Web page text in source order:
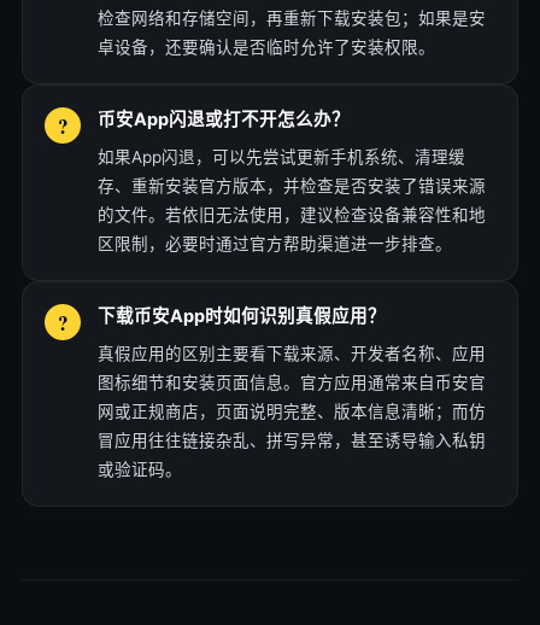
检查网络和存储空间，再重新下载安装包；如果是安
卓设备，还要确认是否临时允许了安装权限。
币安App闪退或打不开怎么办？
如果App闪退，可以先尝试更新手机系统、清理缓
存、重新安装官方版本，并检查是否安装了错误来源
的文件。若依旧无法使用，建议检查设备兼容性和地
区限制，必要时通过官方帮助渠道进一步排查。
下载币安App时如何识别真假应用？
真假应用的区别主要看下载来源、开发者名称、应用
图标细节和安装页面信息。官方应用通常来自币安官
网或正规商店，页面说明完整、版本信息清晰；而仿
冒应用往往链接杂乱、拼写异常，甚至诱导输入私钥
或验证码。